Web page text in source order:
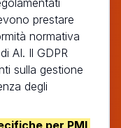
prestare
normativa
AI. Il GDPR
sulla gestione
degli
per PMI